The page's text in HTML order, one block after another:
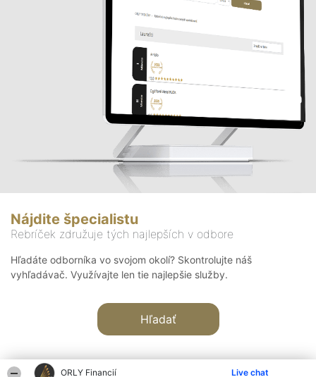
ORLY Financií Live chat
Nájdite špecialistu
Rebríček združuje tých najlepších v odbore
Hľadáte odborníka vo svojom okolí? Skontrolujte náš
vyhľadávač. Využívajte len tie najlepšie služby.
Hľadať